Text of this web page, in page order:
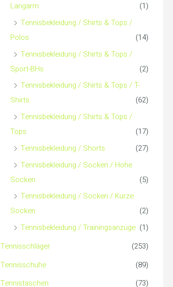
Langarm
(1)
Tennisbekleidung / Shirts & Tops /
Polos
(14)
Tennisbekleidung / Shirts & Tops /
Sport-BHs
(2)
Tennisbekleidung / Shirts & Tops / T-
Shirts
(62)
Tennisbekleidung / Shirts & Tops /
Tops
(17)
Tennisbekleidung / Shorts
(27)
Tennisbekleidung / Socken / Hohe
Socken
(5)
Tennisbekleidung / Socken / Kurze
Socken
(2)
Tennisbekleidung / Trainingsanzüge (1)
Tennisschläger
(253)
Tennisschuhe
(89)
Tennistaschen
(73)